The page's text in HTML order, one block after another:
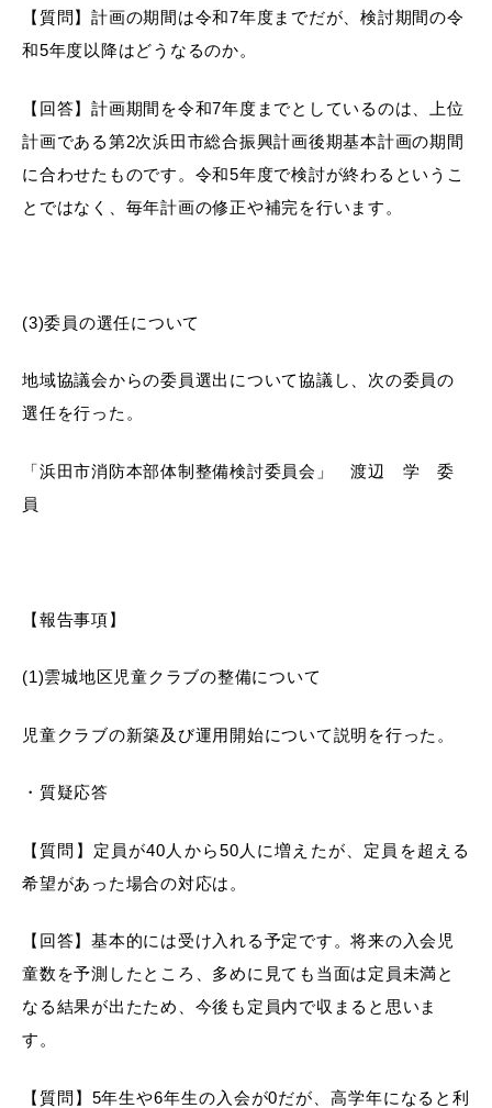
【質問】計画の期間は令和7年度までだが、検討期間の令
和5年度以降はどうなるのか。
【回答】計画期間を令和7年度までとしているのは、上位
計画である第2次浜田市総合振興計画後期基本計画の期間
に合わせたものです。令和5年度で検討が終わるというこ
とではなく、毎年計画の修正や補完を行います。
(3)委員の選任について
地域協議会からの委員選出について協議し、次の委員の
選任を行った。
「浜田市消防本部体制整備検討委員会」 渡辺 学 委
員
【報告事項】
(1)雲城地区児童クラブの整備について
児童クラブの新築及び運用開始について説明を行った。
・質疑応答
【質問】定員が40人から50人に増えたが、定員を超える
希望があった場合の対応は。
【回答】基本的には受け入れる予定です。将来の入会児
童数を予測したところ、多めに見ても当面は定員未満と
なる結果が出たため、今後も定員内で収まると思いま
す。
【質問】5年生や6年生の入会が0だが、高学年になると利